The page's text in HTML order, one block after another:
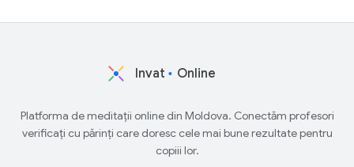
Invat Online
Platforma de meditații online din Moldova. Conectăm profesori
verificați cu părinți care doresc cele mai bune rezultate pentru
copiii lor.